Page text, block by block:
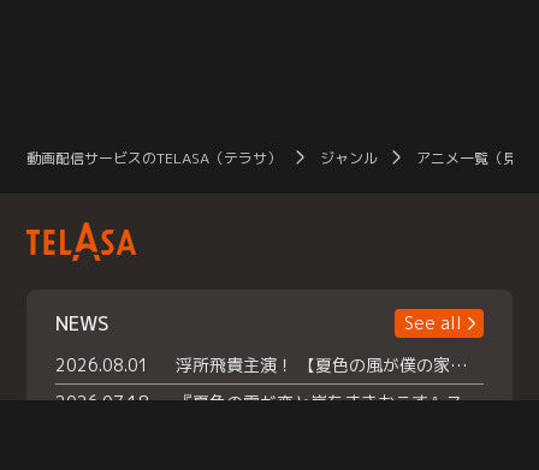
動画配信サービスのTELASA（テラサ） ジャンル アニメ一覧（見放
NEWS
See all
2026.08.01
浮所飛貴主演！ 【夏色の風が僕の家にやってきた】 本日よりテラサで独占配信スタート！
2026.07.18
『夏色の雲が恋と嵐をまきおこす』スペシャルメイキング 【Part1】2026年７月18日（土）23時30分～配信スタート！話題のシーンの裏側を大公開！豪華キャスト大集合！ 『武宮家 真夏の家族会議』開催！